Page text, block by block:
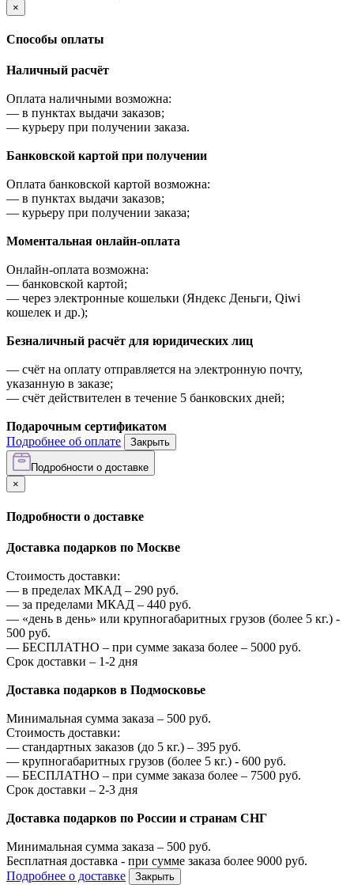
×
Cпособы оплаты
Наличный расчёт
Оплата наличными возможна:
— в пунктах выдачи заказов;
— курьеру при получении заказа.
Банковской картой при получении
Оплата банковской картой возможна:
— в пунктах выдачи заказов;
— курьеру при получении заказа;
Моментальная онлайн-оплата
Онлайн-оплата возможна:
— банковской картой;
— через электронные кошельки (Яндекс Деньги, Qiwi
кошелек и др.);
Безналичный расчёт для юридических лиц
— счёт на оплату отправляется на электронную почту,
указанную в заказе;
— счёт действителен в течение 5 банковских дней;
Подарочным сертификатом
Подробнее об оплате
Закрыть
Подробности о доставке
×
Подробности о доставке
Доставка подарков по Москве
Стоимость доставки:
— в пределах МКАД – 290 руб.
— за пределами МКАД – 440 руб.
— «день в день» или крупногабаритных грузов (более 5 кг.) -
500 руб.
— БЕСПЛАТНО – при сумме заказа более – 5000 руб.
Срок доставки – 1-2 дня
Доставка подарков в Подмосковье
Минимальная сумма заказа – 500 руб.
Стоимость доставки:
— стандартных заказов (до 5 кг.) – 395 руб.
— крупногабаритных грузов (более 5 кг.) - 600 руб.
— БЕСПЛАТНО – при сумме заказа более – 7500 руб.
Срок доставки – 2-3 дня
Доставка подарков по России и странам СНГ
Минимальная сумма заказа – 500 руб.
Бесплатная доставка - при сумме заказа более 9000 руб.
Подробнее о доставке
Закрыть